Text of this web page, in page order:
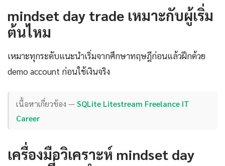
mindset day trade เหมาะกับผู้เริ่ม
ต้นไหม
เหมาะทุกระดับแนะนำเริ่มจากศึกษาทฤษฎีก่อนแล้วฝึกด้วย
demo account ก่อนใช้เงินจริง
เนื้อหาเกี่ยวข้อง —SQLite Litestream Freelance IT
Career
เครื่องมือวิเคราะห์ mindset day